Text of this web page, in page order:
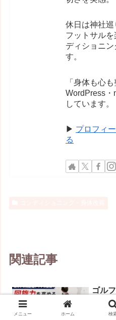
休日は神社巡
フットサル
ディショニ
す。
「身体も心
WordPress
しています。
▶ プロフィ
る
関連記事
ゴル
ショ
ロー
メニュー ホーム 検